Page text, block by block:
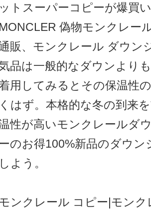
ットスーパーコピーが爆買
MONCLER 偽物モンクレー
販、モンクレール ダウン
品は一般的なダウンより
用してみるとその保温性
くはず。本格的な冬の到来
性が高いモンクレールダ
ーのお得100%新品のダウン
しよう。
ンクレール コピー|モン